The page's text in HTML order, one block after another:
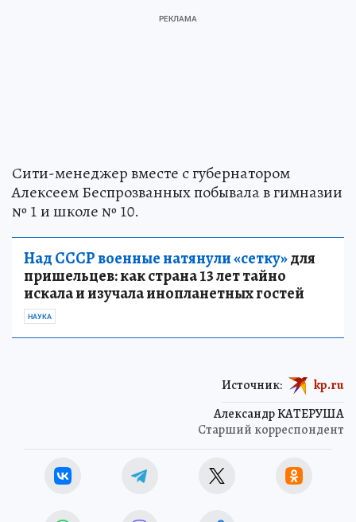
Сити-менеджер вместе с губернатором
Алексеем Беспрозванных побывала в гимназии
№ 1 и школе № 10.
Над СССР военные натянули «сетку»для
пришельцев: как страна 13 лет тайно
искала и изучала инопланетных гостей
НАУКА
Александр КАТЕРУША
Старший корреспондент
Источник: kp.ru